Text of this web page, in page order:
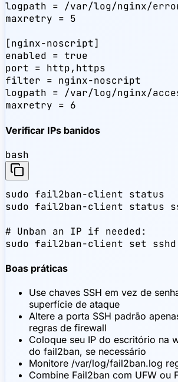
logpath = /var/log/nginx/
maxretry = 5
[nginx-noscript]
enabled = true
port = http,https
filter = nginx-noscript
logpath = /var/log/nginx/
maxretry = 6
Verificar IPs banidos
bash
sudo fail2ban-client status
sudo fail2ban-client status
# Unban an IP if needed:
sudo fail2ban-client set
Boas práticas
Use chaves SSH em vez de
superfície de ataque
Altere a porta SSH padrão
regras de firewall
Coloque seu IP do escritório na
do fail2ban, se necessário
Monitore /var/log/fail2ban.log
Combine Fail2ban com UFW ou